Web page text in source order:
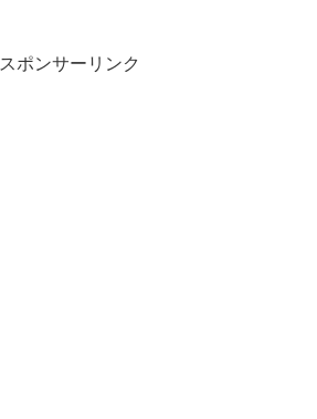
スポンサーリンク